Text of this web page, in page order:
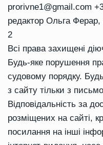
prorivne1@gmail.com
редактор Ольга Ферар,
2
Всі права захищені
Будь-яке порушення
судовому порядку.
з сайту тільки з
Відповідальність за
розміщених на сайті,
посилання на інші